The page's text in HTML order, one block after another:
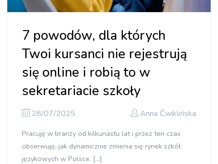
7 powodów, dla których
Twoi kursanci nie rejestrują
się online i robią to w
sekretariacie szkoły
28/07/2025 Anna Ćwiklińska
Pracuję w branży od kilkunastu lat i przez ten czas
obserwuję, jak dynamicznie zmienia się rynek szkół
językowych w Polsce. […]